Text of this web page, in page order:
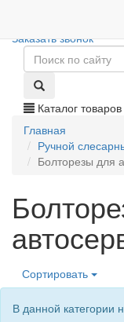
Заказать звонок
Каталог товаров
Главная
Ручной
Болторезы для
Сортировать
В данной категории